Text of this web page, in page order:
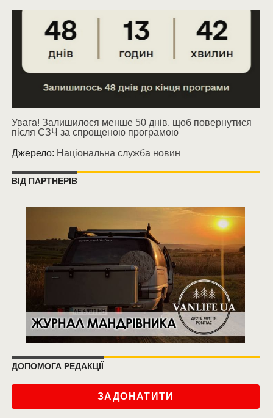
Увага! Залишилося менше 50 днів, щоб повернутися
після СЗЧ за спрощеною програмою
Джерело: Національна служба новин
ВІД ПАРТНЕРІВ
ДОПОМОГА РЕДАКЦІЇ
ЗАДОНАТИТИ